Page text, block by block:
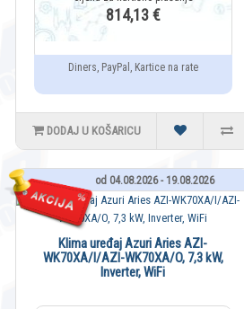
814,13 €
Diners, PayPal, Kartice na rate
DODAJ U KOŠARICU
od 04.08.2026 - 19.08.2026
Klima uređaj Azuri Aries AZI-
WK70XA/I/AZI-WK70XA/O, 7,3 kW,
Inverter, WiFi